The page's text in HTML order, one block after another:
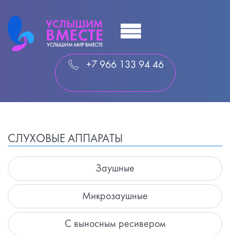
+7 966 133 94 46
СЛУХОВЫЕ АППАРАТЫ
Заушные
Микрозаушные
С выносным ресивером